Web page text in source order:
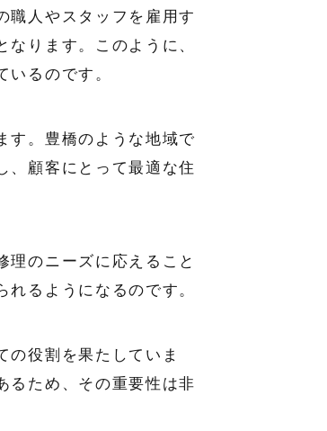
職人やスタッフを雇用す
ります。このように、
るのです。
す。豊橋のような地域で
、顧客にとって最適な住
のニーズに応えること
るようになるのです。
の役割を果たしていま
るため、その重要性は非